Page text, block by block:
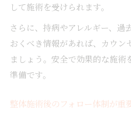
して施術を受けられます。
さらに、持病やアレルギー、過
おくべき情報があれば、カウン
ましょう。安全で効果的な施術
準備です。
整体施術後のフォロー体制が重